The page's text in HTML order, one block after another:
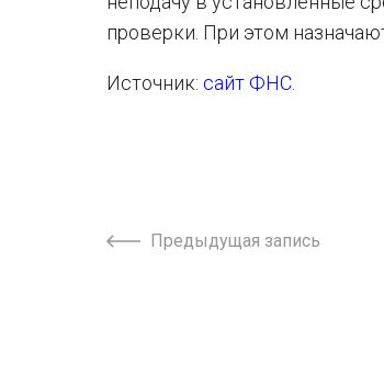
проверки. При этом
Источник: сайт ФНС
Предыдущая запись